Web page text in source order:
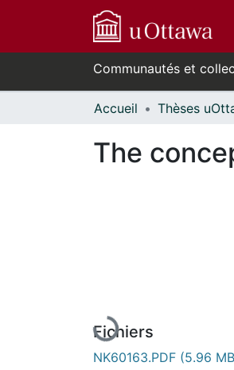
Communautés et
Accueil
The
En cours de chargement...
Fichiers
NK60163.PDF (5.96